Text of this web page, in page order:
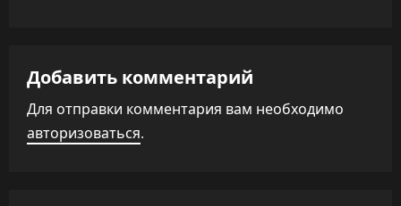
п
о
Добавить комментарий
Для отправки комментария вам необходимо
авторизоваться.